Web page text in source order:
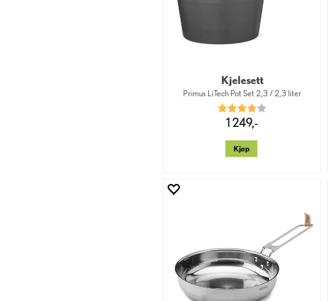
Kjelesett
Primus LiTech Pot Set 2,3 / 2,3 liter
Karakter:
1 249,-
Kjøp